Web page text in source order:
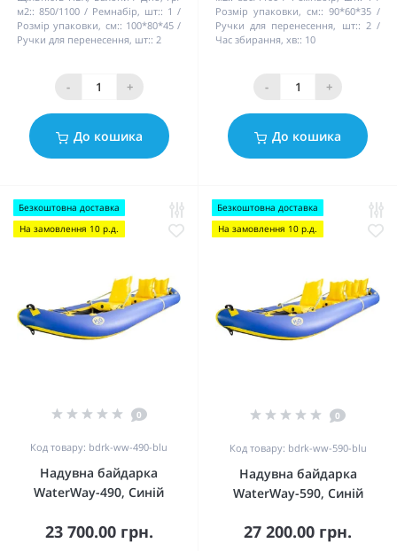
м2:: 850/1100 Ремнабір, шт:: 1
Розмір упаковки, см:: 100*80*45
Ручки для перенесення, шт:: 2
- +
До кошика
Розмір упаковки, см:: 90*60*35
Ручки для перенесення, шт:: 2
Час збирання, хв:: 10
- +
До кошика
Безкоштовна доставка
На замовлення 10 р.д.
0
Код товару: bdrk-ww-490-blu
Надувна байдарка
WaterWay-490, Синій
23 700.00 грн.
Безкоштовна доставка
На замовлення 10 р.д.
0
Код товару: bdrk-ww-590-blu
Надувна байдарка
WaterWay-590, Синій
27 200.00 грн.